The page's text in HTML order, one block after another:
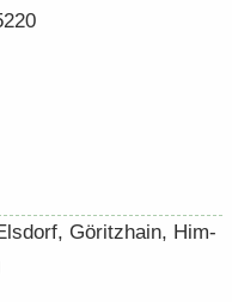
Gö­ritz­hain, Him­